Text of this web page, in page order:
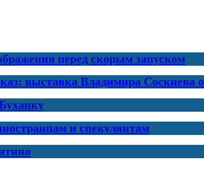
перед скорым запуском
выставка Владимира Соскиева
и спекулянтам